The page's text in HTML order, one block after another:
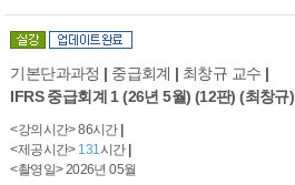
기본단과과정 | 중급회계 | 최창규 교수 |
IFRS 중급회계 1 (26년 5월) (12판) (최창규)
<강의시간> 86시간
<제공시간> 131시간
<촬영일> 2026년 05월